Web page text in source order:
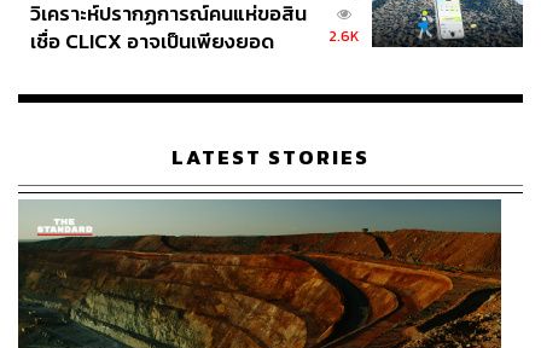
วิเคราะห์ปรากฏการณ์คนแห่ขอสิน
เชื่อ CLICX อาจเป็นเพียงยอด
เรือนไทยที่ถูกซุกไว้
2.6K
LATEST STORIES